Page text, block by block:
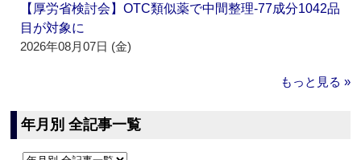
【厚労省検討会】OTC類似薬で中間整理‐77成分1042品
目が対象に
2026年08月07日 (金)
もっと見る »
年月別 全記事一覧